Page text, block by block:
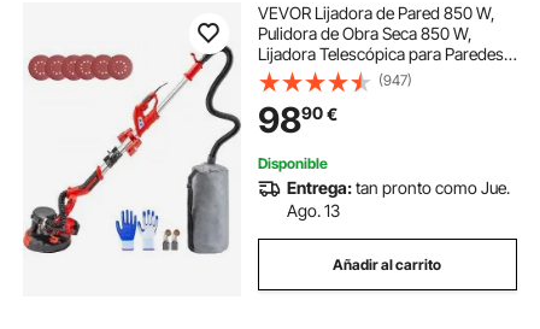
VEVOR Lijadora de Pared 850 W,
Pulidora de Obra Seca 850 W,
Lijadora Telescópica para Paredes y
Techos, Lijadora Jirafa, Ideal para
Lijar Techos y Paredes, Plegable
con focos LED en el mango y Bolsa
de Vacío
(947)
9890€
Disponible
Entrega:tan pronto como Jue.
Ago. 13
Añadir al carrito